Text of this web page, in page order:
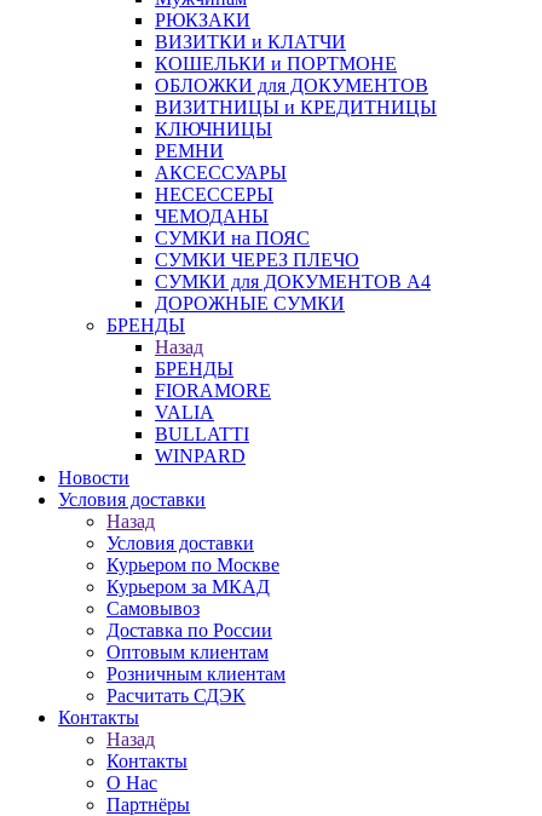
РЮКЗАКИ
ВИЗИТКИ и КЛАТЧИ
КОШЕЛЬКИ и ПОРТМОНЕ
ОБЛОЖКИ для ДОКУМЕНТОВ
ВИЗИТНИЦЫ и КРЕДИТНИЦЫ
КЛЮЧНИЦЫ
РЕМНИ
АКСЕССУАРЫ
НЕСЕССЕРЫ
ЧЕМОДАНЫ
СУМКИ на ПОЯС
СУМКИ ЧЕРЕЗ ПЛЕЧО
СУМКИ для ДОКУМЕНТОВ А4
ДОРОЖНЫЕ СУМКИ
БРЕНДЫ
Назад
БРЕНДЫ
FIORAMORE
VALIA
BULLATTI
WINPARD
Новости
Условия доставки
Назад
Условия доставки
Курьером по Москве
Курьером за МКАД
Самовывоз
Доставка по России
Оптовым клиентам
Розничным клиентам
Расчитать СДЭК
Контакты
Назад
Контакты
О Нас
Партнёры